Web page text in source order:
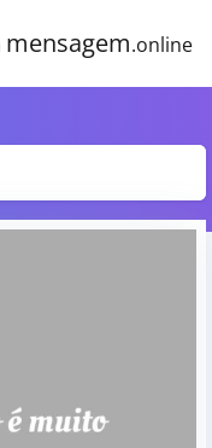
mensagem.online